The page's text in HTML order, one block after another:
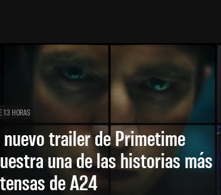
13 HORAS
nuevo trailer de Primetime
una de las historias más
de A24